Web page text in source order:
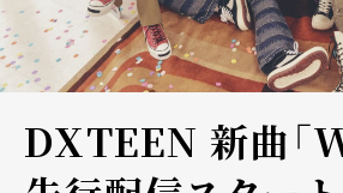
DXTEEN 新曲「